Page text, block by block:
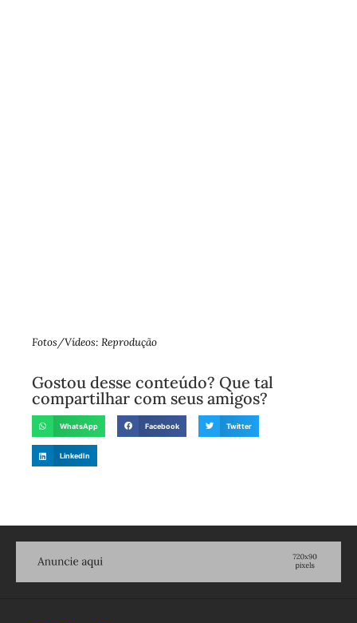
Fotos/Vídeos: Reprodução
Gostou desse conteúdo? Que tal
compartilhar com seus amigos?
WhatsApp Facebook Twitter
LinkedIn